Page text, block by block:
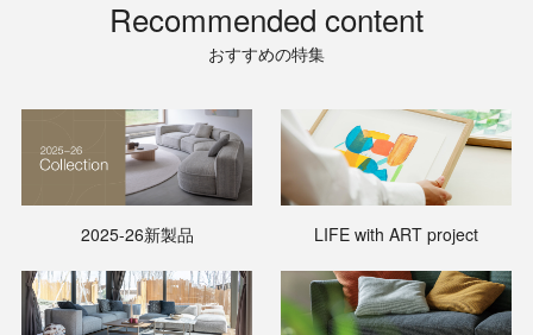
Recommended content
おすすめの特集
2025-26新製品 LIFE with ART project